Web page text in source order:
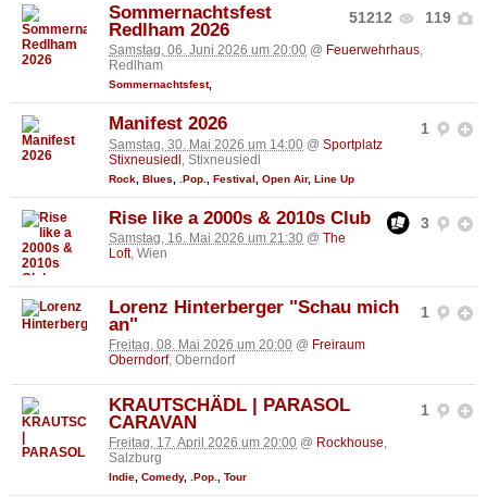
51212 119
Sommernachtsfest
Redlham 2026
Samstag, 06. Juni 2026 um 20:00 @ Feuerwehrhaus,
Redlham
Sommernachtsfest,
1
Manifest 2026
Samstag, 30. Mai 2026 um 14:00 @ Sportplatz
Stixneusiedl , Stixneusiedl
Rock Blues .Pop. Festival Open Air, Line Up
3
Rise like a 2000s & 2010s Club
Samstag, 16. Mai 2026 um 21:30 @ The
Loft, Wien
1
Lorenz Hinterberger "Schau mich
an"
Freitag, 08. Mai 2026 um 20:00 @ Freiraum
Oberndorf, Oberndorf
1
KRAUTSCHÄDL | PARASOL
CARAVAN
Freitag, 17. April 2026 um 20:00 @ Rockhouse,
Salzburg
Indie, Comedy, .Pop., Tour